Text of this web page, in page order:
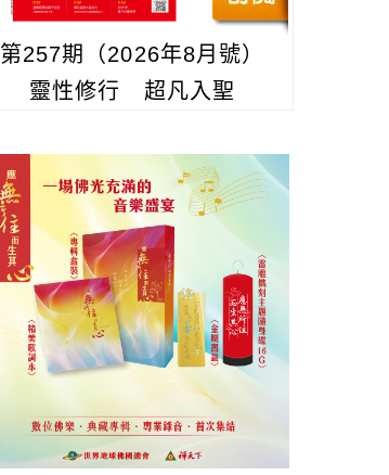
第257期（2026年8月號）
靈性修行 超凡入聖